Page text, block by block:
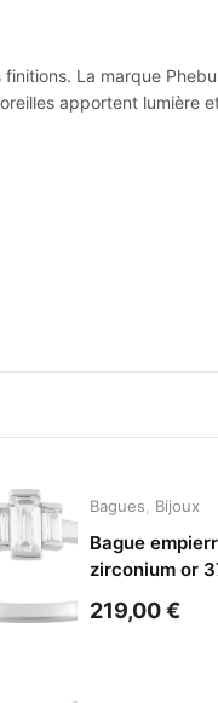
La marque
apportent lumière
Bagues Bijoux
Bague
zirconium or
219,00€